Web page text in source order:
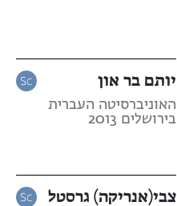
יותם בר און
האוניברסיטה העברית
בירושלים 2013
צבי(אנריקה) גרסטל